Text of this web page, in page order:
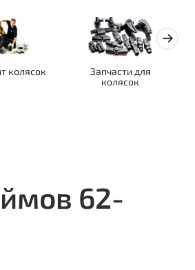
колясок
Запчасти для
колясок
62-